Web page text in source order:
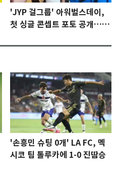
'JYP 걸그룹' 아워벌스데이,
첫 싱글 콘셉트 포토 공개…청
'손흥민 슈팅 0개' LA FC, 멕
시코 팀 톨루카에 1-0 진땀승